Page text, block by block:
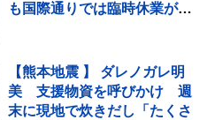
も国際通りでは臨時休業が相
【熊本地震 】 ダレノガレ明
美 支援物資を呼びかけ 週
末に現地で炊きだし「たくさ